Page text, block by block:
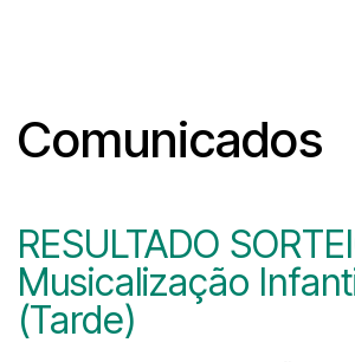
Comunicados
RESULTADO
Musicalização
(Tarde)